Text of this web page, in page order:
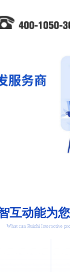
互动能为